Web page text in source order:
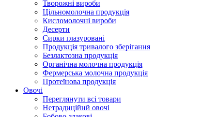
Творожні вироби
Цільномолочна продукція
Кисломолочні вироби
Десерти
Сирки глазуровані
Продукція тривалого зберігання
Безлактозна продукція
Органічна молочна продукція
Фермерська молочна продукція
Протеїнова продукція
Овочі
Переглянути всі товари
Нетрадиційнй овочі